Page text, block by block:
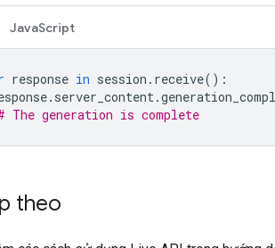
JavaScript
response in session . receive():
. server_content.
The generation is complete
theo